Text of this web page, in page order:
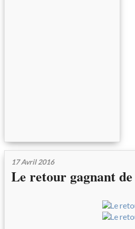
17 Avril 2016
Le retour gagnant